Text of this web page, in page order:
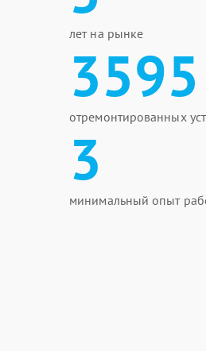
лет на рынке
3595
отремонтированных
3
минимальный опыт